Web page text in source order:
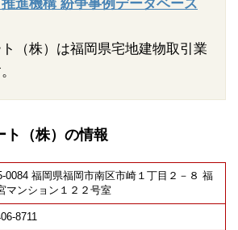
進機構 紛争事例データベース
（株）は福岡県宅地建物取引業
ト（株）の情報
0084 福岡県福岡市南区市崎１丁目２－８ 福
マンション１２２号室
8711